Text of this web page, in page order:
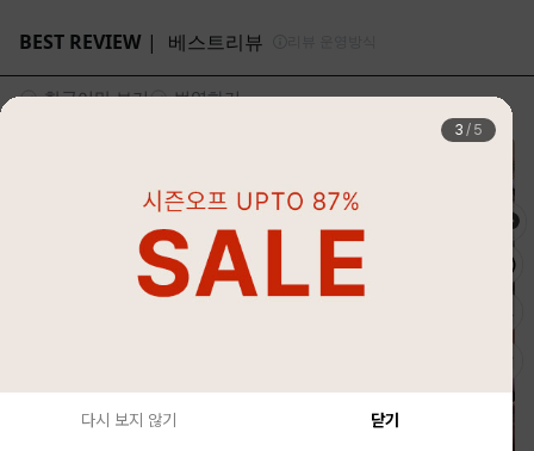
4 / 5
다시 보지 않기 닫기